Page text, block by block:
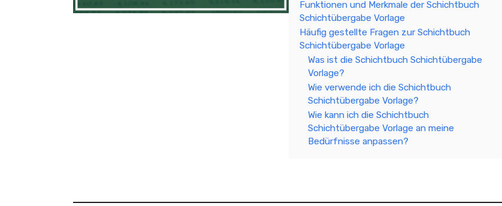
Funktionen und Merkmale der Schichtbuch
Schichtübergabe Vorlage
Häufig gestellte Fragen zur Schichtbuch
Schichtübergabe Vorlage
Was ist die Schichtbuch Schichtübergabe
Vorlage?
Wie verwende ich die Schichtbuch
Schichtübergabe Vorlage?
Wie kann ich die Schichtbuch
Schichtübergabe Vorlage an meine
Bedürfnisse anpassen?